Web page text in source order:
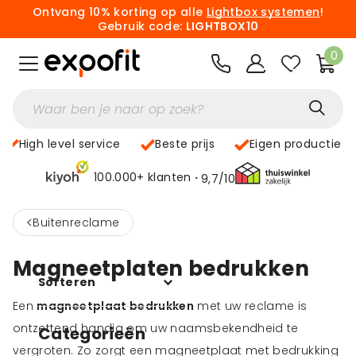
Ontvang 10% korting op alle Lightbox systemen!
Gebruik code: LIGHTBOX10
0
High level service Beste prijs Eigen productie
100.000+ klanten 9,7/10
< Buitenreclame
Sorteren
Categorieën
Magneetplaten bedrukken
Een magneetplaat bedrukken met uw reclame is
ontzettend handig om uw naamsbekendheid te
vergroten. Zo zorgt een magneetplaat met bedrukking